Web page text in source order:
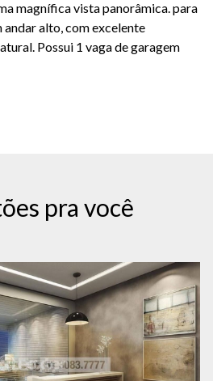
magnífica vista panorâmica. para
andar alto, com excelente
Possui 1 vaga de garagem
pra você